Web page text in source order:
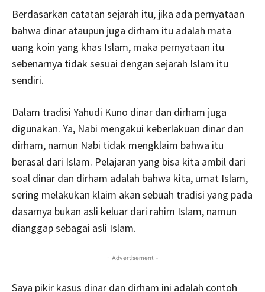
Berdasarkan catatan sejarah itu, jika ada pernyataan
bahwa dinar ataupun juga dirham itu adalah mata
uang koin yang khas Islam, maka pernyataan itu
sebenarnya tidak sesuai dengan sejarah Islam itu
sendiri.
Dalam tradisi Yahudi Kuno dinar dan dirham juga
digunakan. Ya, Nabi mengakui keberlakuan dinar dan
dirham, namun Nabi tidak mengklaim bahwa itu
berasal dari Islam. Pelajaran yang bisa kita ambil dari
soal dinar dan dirham adalah bahwa kita, umat Islam,
sering melakukan klaim akan sebuah tradisi yang pada
dasarnya bukan asli keluar dari rahim Islam, namun
dianggap sebagai asli Islam.
- Advertisement -
Saya pikir kasus dinar dan dirham ini adalah contoh